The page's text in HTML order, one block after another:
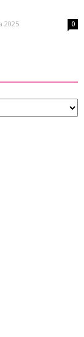
2025 0